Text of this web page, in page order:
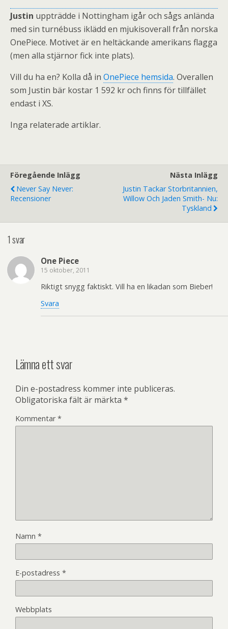
Justin uppträdde i Nottingham igår och sågs anlända
med sin turnébuss iklädd en mjukisoverall från norska
OnePiece. Motivet är en heltäckande amerikans flagga
(men alla stjärnor fick inte plats).
Vill du ha en? Kolla då in OnePiece hemsida. Overallen
som Justin bär kostar 1 592 kr och finns för tillfället
endast i XS.
Inga relaterade artiklar.
Föregående Inlägg
Never Say Never:
Recensioner
Nästa Inlägg
Justin Tackar Storbritannien,
Willow Och Jaden Smith- Nu:
Tyskland
1 svar
One Piece
15 oktober, 2011
Riktigt snygg faktiskt. Vill ha en likadan som Bieber!
Svara
Lämna ett svar
Din e-postadress kommer inte publiceras.
Obligatoriska fält är märkta *
Kommentar*
Namn *
E-postadress *
Webbplats